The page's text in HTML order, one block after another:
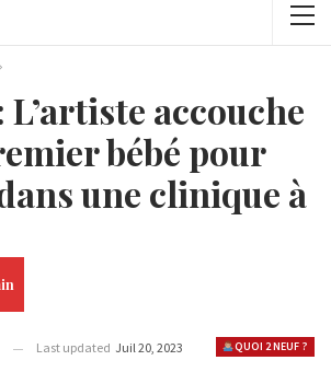
L’artiste accouche
bébé pour
une clinique à
QUOI 2 NEUF ?
Last updated Juil 20, 2023